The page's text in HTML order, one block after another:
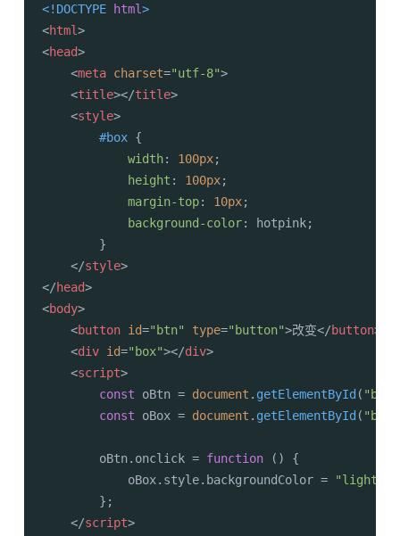
<!DOCTYPE html>
<html>
<head>
<meta charset="utf-8">
<title></title>
<style>
#box {
width: 100px;
height : 100px;
margin-top: 10px;
background-color: hotpink;
        }
</style>
</head>
<body>
<button id="btn" type="button">改变</button>
<div id="box"></div>
<script>
const oBtn = document . getElementById ( "btn"
const oBox = document . getElementById ( "box"
        oBtn.
onclick = function ( ) {
            oBox.
style. backgroundColor =
        };
</script>